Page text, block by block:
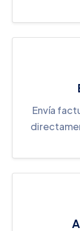
Envía